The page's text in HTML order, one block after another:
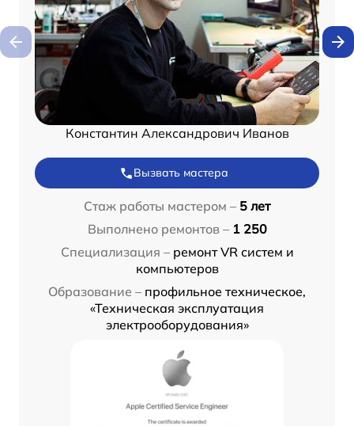
Константин Александрович Иванов
Вызвать мастера
Стаж работы мастером – 5 лет
Выполнено ремонтов – 1 250
Специализация – ремонт VR систем и
компьютеров
Образование – профильное техническое,
«Техническая эксплуатация
электрооборудования»